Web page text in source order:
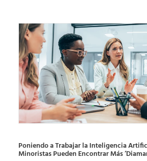
Poniendo a Trabajar la Inteligencia
Minoristas Pueden Encontrar Más